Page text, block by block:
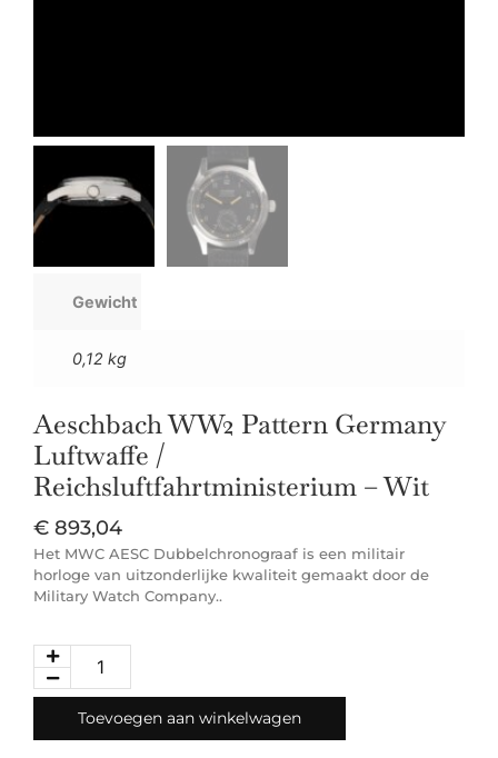
Gewicht
0,12 kg
Aeschbach WW2 Pattern Germany
Luftwaffe /
Reichsluftfahrtministerium – Wit
€ 893,04
Het MWC AESC Dubbelchronograaf is een militair
horloge van uitzonderlijke kwaliteit gemaakt door de
Military Watch Company..
Toevoegen aan winkelwagen